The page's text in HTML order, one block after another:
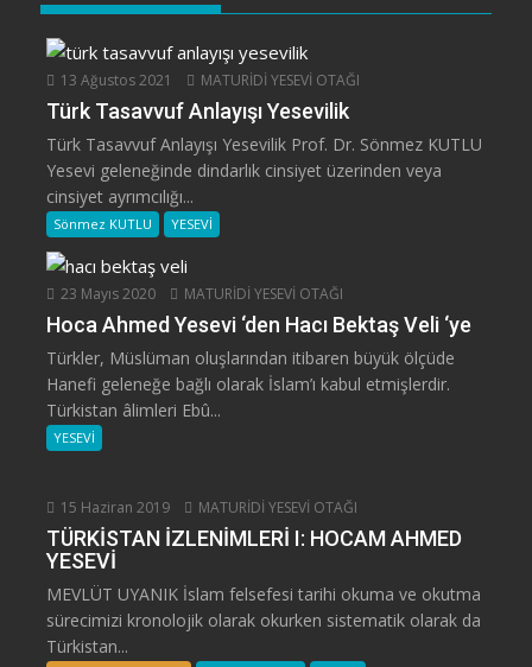
13 Ağustos 2021 MATURİDİ YESEVİ OTAĞI
Türk Tasavvuf Anlayışı Yesevilik
Türk Tasavvuf Anlayışı Yesevilik Prof. Dr. Sönmez KUTLU
Yesevi geleneğinde dindarlık cinsiyet üzerinden veya
cinsiyet ayrımcılığı...
Sönmez KUTLU YESEVİ
23 Mayıs 2020 MATURİDİ YESEVİ OTAĞI
Hoca Ahmed Yesevi ‘den Hacı Bektaş Veli ‘ye
Türkler, Müslüman oluşlarından itibaren büyük ölçüde
Hanefi geleneğe bağlı olarak İslam’ı kabul etmişlerdir.
Türkistan âlimleri Ebû...
YESEVİ
15 Haziran 2019 MATURİDİ YESEVİ OTAĞI
TÜRKİSTAN İZLENİMLERİ I: HOCAM AHMED
YESEVİ
MEVLÜT UYANIK İslam felsefesi tarihi okuma ve okutma
sürecimizi kronolojik olarak okurken sistematik olarak da
Türkistan...